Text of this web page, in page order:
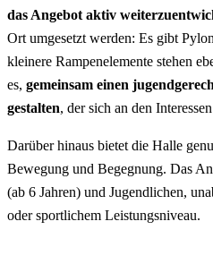
das Angebot aktiv
Ort umgesetzt werden: Es gibt
kleinere Rampenelemente stehen
es, gemeinsam einen
gestalten, der sich an den
Darüber hinaus bietet die Halle
Bewegung und Begegnung. Das
(ab 6 Jahren) und Jugendlichen,
oder sportlichem Leistungsniveau.